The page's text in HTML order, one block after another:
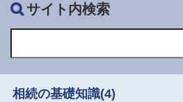
サイト内検索
相続の基礎知識(4)